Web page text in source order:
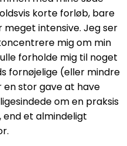
korte forløb, bare
intensive. Jeg ser
mig om min
forholde mig til noget
fornøjelige (eller mindre
stor gave at have
om en praksis
et almindeligt